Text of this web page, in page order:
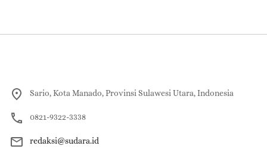
Sario, Kota Manado, Provinsi Sulawesi Utara, Indonesia
0821-9322-3338
redaksi@sudara.id